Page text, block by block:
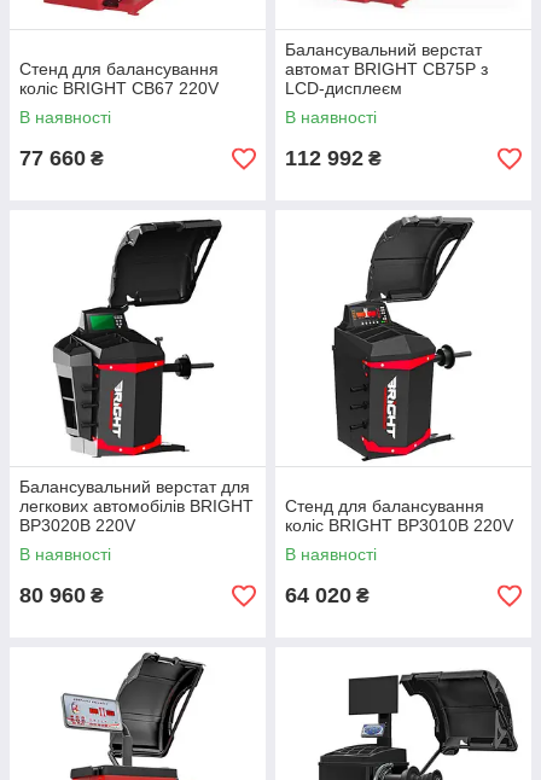
Стенд для балансування
коліс BRIGHT CB67 220V
В наявності
77 660 ₴
Балансувальний верстат
автомат BRIGHT CB75P з
LCD-дисплеєм
В наявності
112 992 ₴
Балансувальний верстат для
легкових автомобілів BRIGHT
BP3020B 220V
В наявності
80 960 ₴
Стенд для балансування
коліс BRIGHT BP3010B 220V
В наявності
64 020 ₴